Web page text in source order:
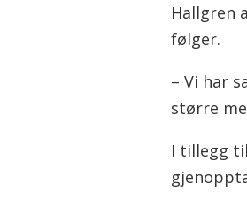
Hallgren
følger.
– Vi har
større
I tillegg